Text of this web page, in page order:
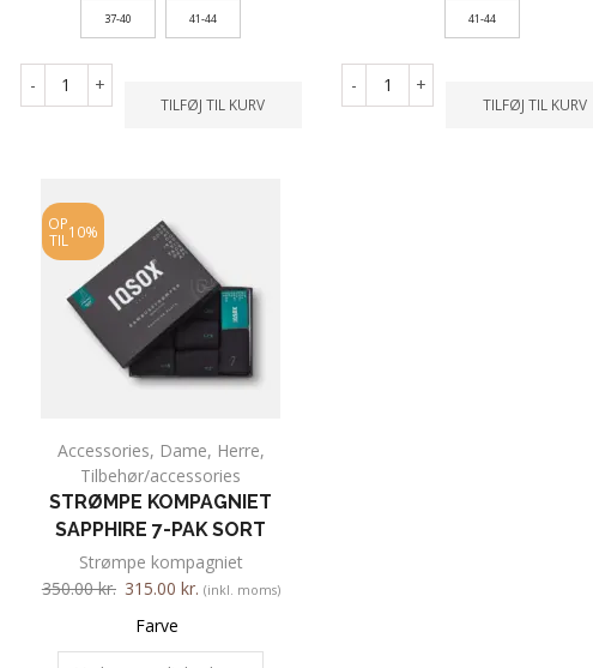
37-40 41-44
- +
TILFØJ TIL KURV
41-44
- +
TILFØJ TIL KURV
OP
TIL 10%
Accessories, Dame, Herre,
Tilbehør/accessories
STRØMPE KOMPAGNIET
SAPPHIRE 7-PAK SORT
Strømpe kompagniet
350.00kr. 315.00 kr. (inkl. moms)
Farve